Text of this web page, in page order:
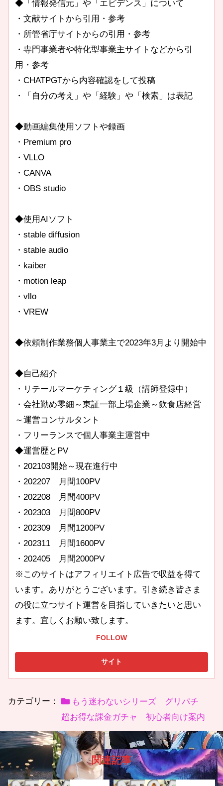
◆「情報発信元」や「エビデンス」について
・文献サイトから引用・参考
・所管省庁サイトからの引用・参考
・専門事業者や特化型事業主サイトなどから引
用・参考
・CHATPGTから内容確認をして投稿
・「自分の考え」や「経験」や「検索」は表記
◆動画編集使用ソフトや録画
・Premium pro
・VLLO
・CANVA
・OBS studio
◆使用AIソフト
・stable diffusion
・stable audio
・kaiber
・motion leap
・vllo
・VREW
◆依頼制作業務個人事業主で2023年3月より開始中
◆自己紹介
・リテールマーケティング１級（講師登録中）
・会社勤め零細～東証一部上場企業～飲食店経営
～運営コンサルタント
・フリーランスで個人事業主運営中
◆運営歴とPV
・202103開始～現在進行中
・202207 月間100PV
・202208 月間400PV
・202303 月間800PV
・202309 月間1200PV
・202311 月間1600PV
・202405 月間2000PV
※このサイトはアフィリエイト広告で収益を得て
います。ありがとうございます。引き続き皆さま
の役に立つサイト運営を目指していきたいと思い
ます。宜しくお願い致します。
FOLLOW
カテゴリー：
もう迷わないシリーズ グリパチ
超お得な課金ガチャ 初心者向け案内
関連記事